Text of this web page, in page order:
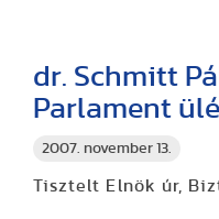
2007. november 13.
dr. Schmitt
Parlament
Tisztelt Elnök úr,